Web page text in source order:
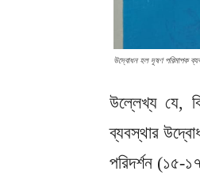
উদ্বোধন হল দূষণ পরিমাপক
উল্লেখ্য যে,
ব্যবস্থার
পরিদর্শন (১৫-